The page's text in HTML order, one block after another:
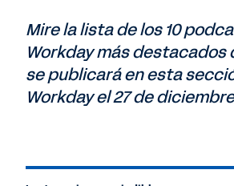
Mire la lista de los 10
Workday más destacados
se publicará en esta
Workday el 27 de